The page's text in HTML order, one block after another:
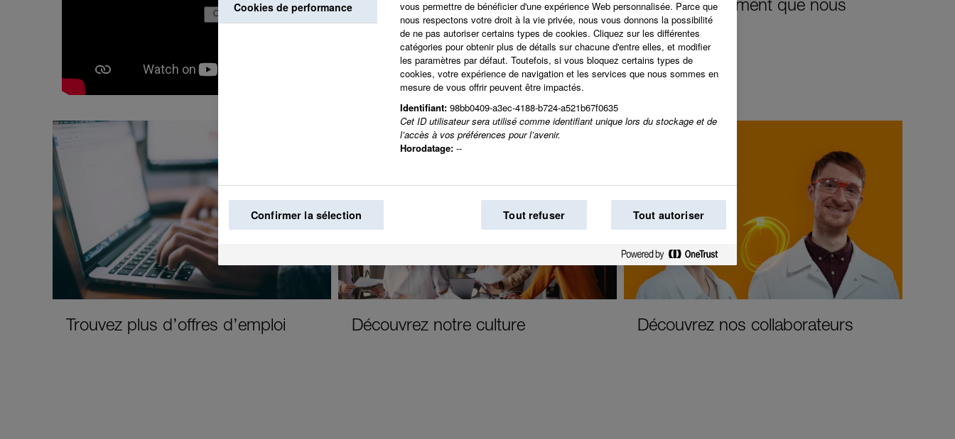
Ensemble, nous créons le changement que nous
voulons voir dans le monde.
Trouvez plus d’offres d’emploi Découvrez notre culture Découvrez nos collaborateurs
Cookies de performance
vous permettre de bénéficier d'une expérience Web personnalisée. Parce que
nous respectons votre droit à la vie privée, nous vous donnons la possibilité
de ne pas autoriser certains types de cookies. Cliquez sur les différentes
catégories pour obtenir plus de détails sur chacune d'entre elles, et modifier
les paramètres par défaut. Toutefois, si vous bloquez certains types de
cookies, votre expérience de navigation et les services que nous sommes en
mesure de vous offrir peuvent être impactés.
Identifiant: 98bb0409-a3ec-4188-b724-a521b67f0635
Cet ID utilisateur sera utilisé comme identifiant unique lors du stockage et de
l’accès à vos préférences pour l’avenir.
Horodatage: --
Confirmer la sélection Tout refuser Tout autoriser